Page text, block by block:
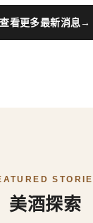
查看更多最新消息→
美酒探索